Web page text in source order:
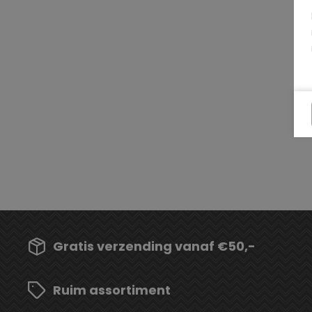
Gratis verzending vanaf €50,-
Ruim assortiment